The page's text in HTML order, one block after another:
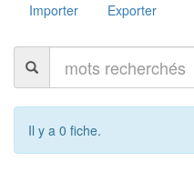
Importer
Exporter
Il y a 0 fiche.